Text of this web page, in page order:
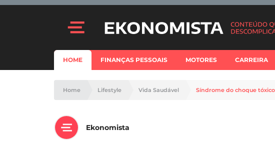
HOME FINANÇAS PESSOAIS MOTORES CARREIRA
Home Lifestyle Vida Saudável Síndrome do choque
Ekonomista